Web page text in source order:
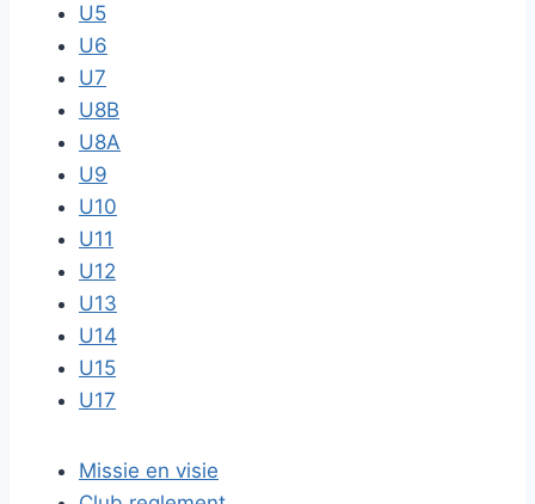
U5
U6
U7
U8B
U8A
U9
U10
U11
U12
U13
U14
U15
U17
Missie en visie